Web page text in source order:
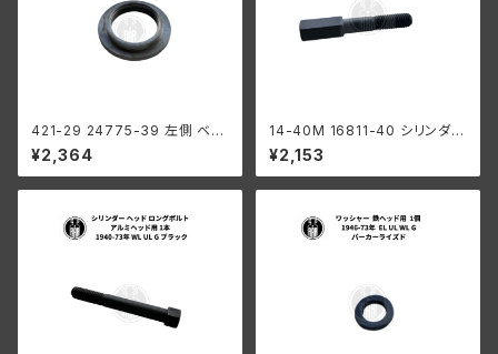
421-29 24775-39 左側 ベア
リング エンド オイルシリンダー
ハーレーダビッドソン 1940-52
年 WL G 初期型のブッシング
¥2,364
14-40M 16811-40 シリンダー
ヘッド ショートボルト アルミヘッ
ド用 1本 ハーレーダビッドソン 1
940-73年 WL UL G ブラック
¥2,153